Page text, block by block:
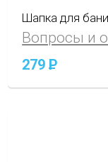
Шапка для
Вопросы и
279P